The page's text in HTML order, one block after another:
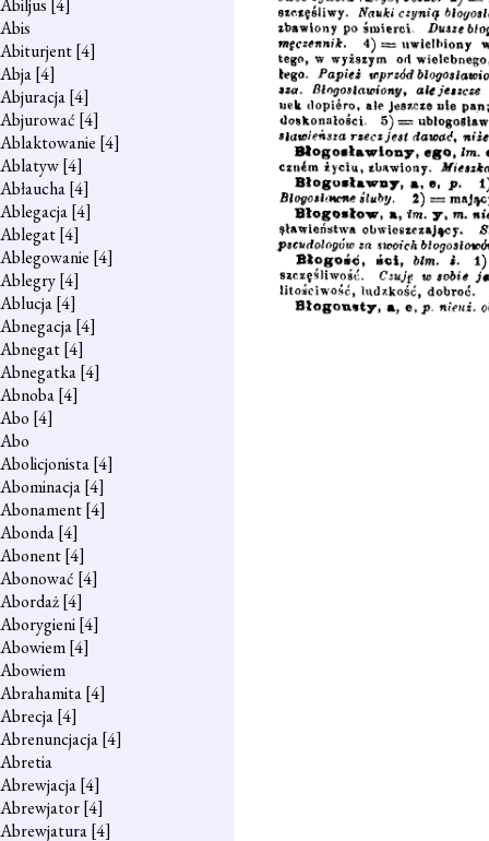
Abiljus [4]
Abis
Abiturjent[4]
Abja[4]
Abjuracja[4]
Abjurować [4]
Ablaktowanie [4]
Ablatyw[4]
Abłaucha[4]
Ablegacja[4]
Ablegat[4]
Ablegowanie [4]
Ablegry[4]
Ablucja[4]
Abnegacja[4]
Abnegat[4]
Abnegatka[4]
Abnoba[4]
Abo [4]
Abo
Abolicjonista[4]
Abominacja[4]
Abonament[4]
Abonda[4]
Abonent[4]
Abonować [4]
Abordaż[4]
Aborygieni[4]
Abowiem[4]
Abowiem
Abrahamita[4]
Abrecja[4]
Abrenuncjacja[4]
Abretia
Abrewjacja[4]
Abrewjator[4]
Abrewjatura[4]